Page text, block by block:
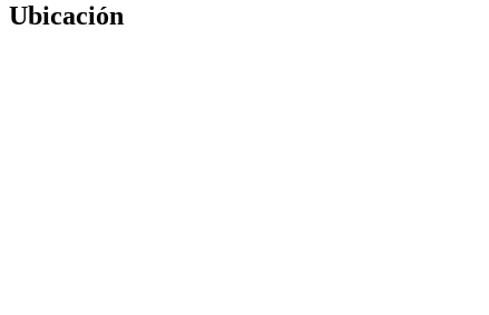
Ubicación